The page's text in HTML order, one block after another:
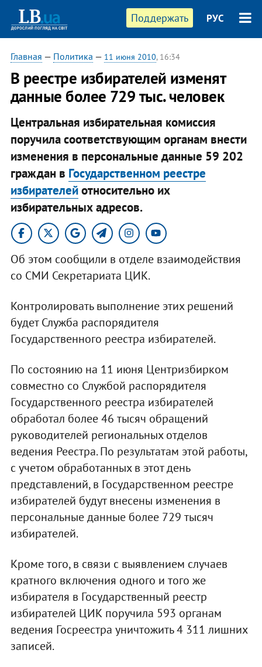
Поддержать РУС
Главная — Политика — 11 июня 2010, 16:34
В реестре избирателей изменят
данные более 729 тыс. человек
Центральная избирательная комиссия
поручила соответствующим органам внести
изменения в персональные данные 59 202
граждан в Государственном реестре
избирателейотносительно их
избирательных адресов.
Об этом сообщили в отделе взаимодействия
со СМИ Секретариата ЦИК.
Контролировать выполнение этих решений
будет Служба распорядителя
Государственного реестра избирателей.
По состоянию на 11 июня Центризбирком
совместно со Службой распорядителя
Государственного реестра избирателей
обработал более 46 тысяч обращений
руководителей региональных отделов
ведения Реестра. По результатам этой работы,
с учетом обработанных в этот день
представлений, в Государственном реестре
избирателей будут внесены изменения в
персональные данные более 729 тысяч
избирателей.
Кроме того, в связи с выявлением случаев
кратного включения одного и того же
избирателя в Государственный реестр
избирателей ЦИК поручила 593 органам
ведения Госреестра уничтожить 4 311 лишних
записей.